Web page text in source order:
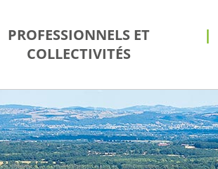
PROFESSIONNELS ET
COLLECTIVITÉS